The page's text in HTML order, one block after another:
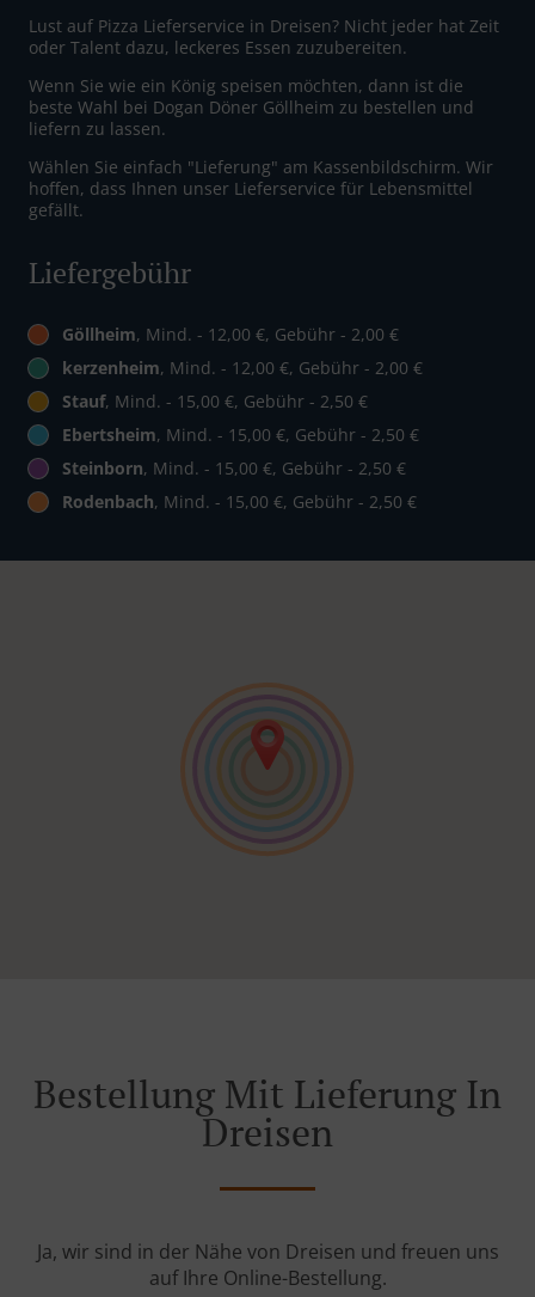
Lust auf Pizza Lieferservice in Dreisen? Nicht jeder hat Zeit
oder Talent dazu, leckeres Essen zuzubereiten.
Wenn Sie wie ein König speisen möchten, dann ist die
beste Wahl bei Dogan Döner Göllheim zu bestellen und
liefern zu lassen.
Wählen Sie einfach "Lieferung" am Kassenbildschirm. Wir
hoffen, dass Ihnen unser Lieferservice für Lebensmittel
gefällt.
Liefergebühr
Göllheim, Mind. - 12,00 €, Gebühr - 2,00 €
kerzenheim, Mind. - 12,00 €, Gebühr - 2,00 €
Stauf, Mind. - 15,00 €, Gebühr - 2,50 €
Ebertsheim, Mind. - 15,00 €, Gebühr - 2,50 €
Steinborn, Mind. - 15,00 €, Gebühr - 2,50 €
Rodenbach, Mind. - 15,00 €, Gebühr - 2,50 €
Bestellung Mit Lieferung In
Dreisen
Ja, wir sind in der Nähe von Dreisen und freuen uns
auf Ihre Online-Bestellung.